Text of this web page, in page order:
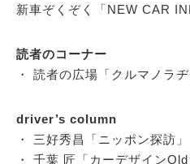
新車ぞくぞく「NEW CAR
読者のコーナー
・ 読者の広場「クルマノラヂ
driver’s column
・ 三好秀昌「ニッポン探訪
・ 千葉 匠「カーデザインOld